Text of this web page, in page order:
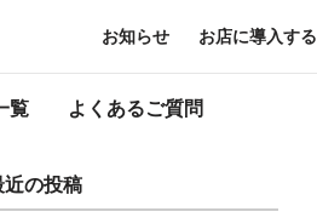
覧 よくあるご質問
お知らせ お店に導入する
近の投稿